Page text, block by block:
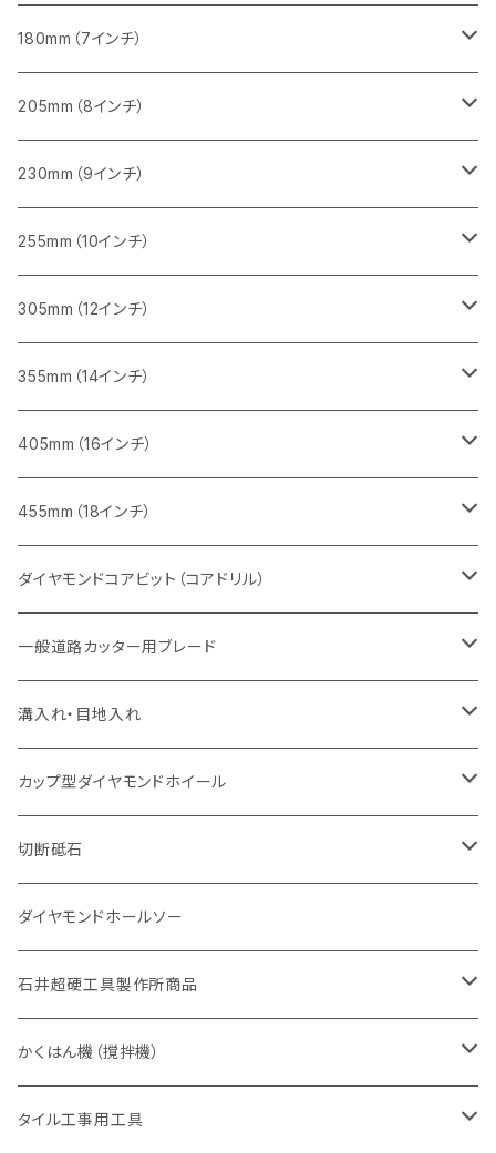
一般道路カッター用
405mm（16インチ）
一般道路カッター用
455ｍｍ（18インチ）
一般道路カッター用
コンクリート切断用
ブロック切断用
レンガ切断用
インターロッキング切断用
鋳鉄管切断用
ヒューム管・U字溝切断用
みかげ石（御影石）切断用
コンクリート切断用
ブロック切断用
レンガ切断用
インターロッキング切断用
鋳鉄管切断用
ヒューム管・U字溝切断用
FRP切断用
塩ビ管・キッチンパネル切断用
大理石
みかげ石（御影石）切断用
コンクリート切断用
ブロック切断用
レンガ切断用
インターロッキング切断用
鋳鉄管切断用
ヒューム管・U字溝切断用
180mm（7インチ）
みかげ石（御影石）切断用
コンクリート切断用
ブロック切断用
レンガ切断用
インターロッキング切断用
鋳鉄管切断用
ヒューム管・U字溝切断用
205mm（8インチ）
みかげ石（御影石）切断用
コンクリート切断用
ブロック切断用
レンガ切断用
インターロッキング切断用
鋳鉄管切断用
ヒューム管・U字溝切断用
230mm（9インチ）
みかげ石（御影石）切断用
コンクリート切断用
ブロック切断用
レンガ切断用
インターロッキング切断用
鋳鉄管切断用
ヒューム管・U字溝切断用
255mm（10インチ）
コンクリート切断用
一般道路カッター用
ブロック切断用
レンガ切断用
インターロッキング切断用
一般道路カッター用
ヒューム管・U字溝切断用
アスファルト切断用
一般道路カッター用
305mm（12インチ）
みかげ石（御影石）切断用
セグメント
セグメント（特殊凹凸加工チップ
鉄筋コンクリート切断用
セグメントタイプ
コンクリート切断用
セグメント
セグメント（特殊凸凹加工チップ
ブロック切断用
セグメント
セグメント（特殊凸凹加工チップ
レンガ切断用
セグメント
セグメント（特殊凸凹加工チップ
インターロッキング切断用
セグメントタイプ
一般道路カッター用
鋳鉄管切断用
セグメントタイプ
埋設鋳鉄管工事対応タイプ
ヒューム管・U字溝切断用
セグメント
セグメント（特殊凸凹加工チップ
アスファルト切断用
一般道路カッター用
355mm（14インチ）
みかげ石（御影石）切断用
セグメント
セグメント（特殊凸凹加工チップ
鉄筋コンクリート切断用
セグメントタイプ
コンクリート切断用
セグメント
セグメント（特殊凸凹加工チップ
ブロック切断用
セグメント
セグメント（特殊凸凹加工チップ
レンガ切断用
セグメント
セグメント（特殊凸凹加工チップ
インターロッキング切断用
セグメントタイプ
一般道路カッター用
鋳鉄管切断用
セグメントタイプ
埋設鋳鉄管工事対応タイプ
ヒューム管・U字溝切断用
セグメントタイプ
セグメント（特殊凸凹加工チップ
アスファルト切断用
一般道路カッター用
405mm（16インチ）
みかげ石（御影石）切断用
セグメントタイプ
コンクリート切断用
セグメントタイプ
一般道路カッター用
鉄筋コンクリート切断用
セグメントタイプ
インターロッキング切断用
セグメントタイプ
一般道路カッター用
鋳鉄管切断用
セグメントタイプ
埋設鋳鉄管工事対応タイプ
ヒューム管・U字溝切断用
セグメントタイプ
アスファルト切断用
一般道路カッター用
455mm（18インチ）
道路コンクリート切断用
道路アスファルト切断用
ダイヤモンドコアビット（コアドリル）
Aロット
有効長 250mm
有効長 370mm
Ｃロット
有効長 250mm
M27
有効長 250mm
一般道路カッター用ブレード
道路（アスファルト用）
255mm（10インチ）
305mm（12インチ）
道路（コンクリート舗装面）
255mm（10インチ）
305mm（12インチ）
道路（アス・コン兼用）
305mm（12インチ）
355mm（14インチ）
溝入れ・目地入れ
V型チップ
ストレート型チップ
U型チップ
カップ型ダイヤモンドホイール
100mm（4インチ）
125mm（5インチ）
切断砥石
金属用
305mm（12インチ）
355mm（14インチ）
非金属用
305mm（12インチ）
355mm（14インチ）
ダイヤモンドホールソー
石井超硬工具製作所商品
押し切り（タイル切断機）
本体
電動切断機
かくはん機（撹拌機）
本体
タイル工事用工具